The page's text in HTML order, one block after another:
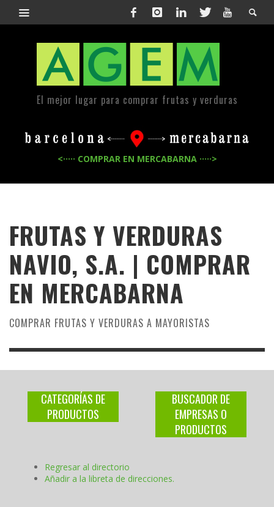
El mejor lugar para comprar frutas y verduras
<····· COMPRAR EN MERCABARNA ·····>
FRUTAS Y VERDURAS
NAVIO, S.A. | COMPRAR
EN MERCABARNA
COMPRAR FRUTAS Y VERDURAS A MAYORISTAS
CATEGORÍAS DE
PRODUCTOS
BUSCADOR DE
EMPRESAS O
PRODUCTOS
Regresar al directorio
Añadir a la libreta de direcciones.